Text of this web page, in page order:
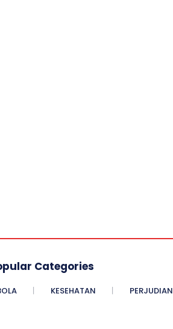
Categories
KESEHATAN PERJUDIAN